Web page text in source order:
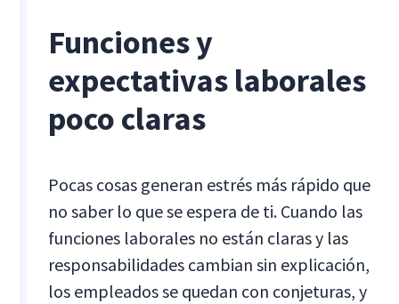
Funciones y
expectativas laborales
poco claras
Pocas cosas generan estrés más rápido que
no saber lo que se espera de ti. Cuando las
funciones laborales no están claras y las
responsabilidades cambian sin explicación,
los empleados se quedan con conjeturas, y